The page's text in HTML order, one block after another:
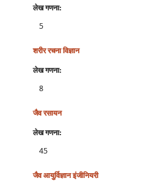
लेख गणना:
5
शरीर रचना विज्ञान
लेख गणना:
8
जैव रसायन
लेख गणना:
45
जैव आयुर्विज्ञान इंजीनियरी